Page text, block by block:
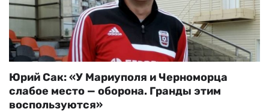
Юрий Сак: «У Мариуполя и Черноморца
слабое место — оборона. Гранды этим
воспользуются»